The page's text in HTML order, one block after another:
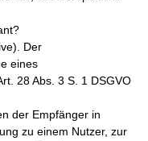
Der
eines
28 Abs. 3 S. 1 DSGVO
der Empfänger in
zu einem Nutzer, zur